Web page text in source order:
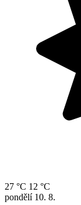
27 °C 12 °C
pondělí 10. 8.